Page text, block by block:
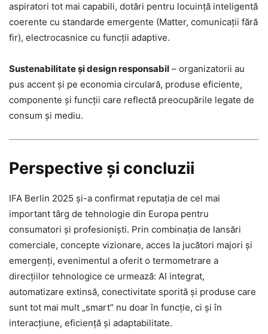
aspiratori tot mai capabili, dotări pentru locuință inteligentă
coerente cu standarde emergente (Matter, comunicații fără
fir), electrocasnice cu funcții adaptive.
Sustenabilitate și design responsabil – organizatorii au
pus accent și pe economia circulară, produse eficiente,
componente şi funcții care reflectă preocupările legate de
consum și mediu.
Perspective și concluzii
IFA Berlin 2025 și-a confirmat reputația de cel mai
important târg de tehnologie din Europa pentru
consumatori și profesioniști. Prin combinația de lansări
comerciale, concepte vizionare, acces la jucători majori și
emergenți, evenimentul a oferit o termometrare a
direcțiilor tehnologice ce urmează: AI integrat,
automatizare extinsă, conectivitate sporită și produse care
sunt tot mai mult „smart” nu doar în funcție, ci și în
interacțiune, eficiență și adaptabilitate.